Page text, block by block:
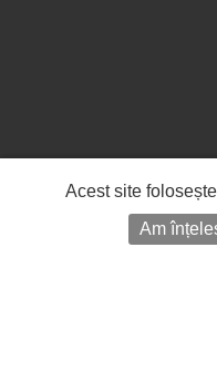
Acest site
Am